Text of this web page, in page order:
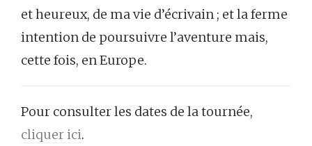
et heureux, de ma vie d’écrivain ; et la ferme
intention de poursuivre l’aventure mais,
cette fois, en Europe.
Pour consulter les dates de la tournée,
cliquer ici.